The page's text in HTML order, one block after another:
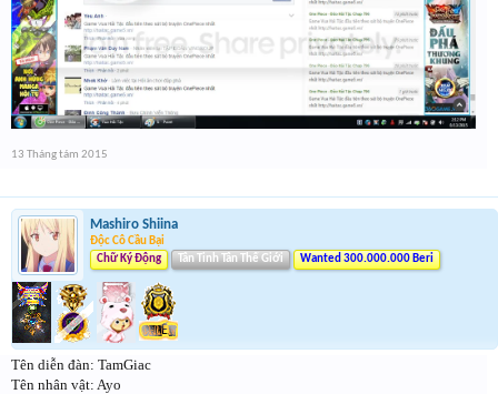
13 Tháng tám 2015
Mashiro Shiina
Độc Cô Cầu Bại
Chữ Ký Động
Tân Tinh Tân Thế Giới Wanted 300.000.000 Beri
Tên diễn đàn: TamGiac
Tên nhân vật: Ayo